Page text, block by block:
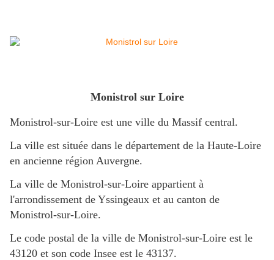
Monistrol sur Loire
Monistrol-sur-Loire est une ville du Massif central.
La ville est située dans le département de la Haute-Loire
en ancienne région Auvergne.
La ville de Monistrol-sur-Loire appartient à
l'arrondissement de Yssingeaux et au canton de
Monistrol-sur-Loire.
Le code postal de la ville de Monistrol-sur-Loire est le
43120 et son code Insee est le 43137.